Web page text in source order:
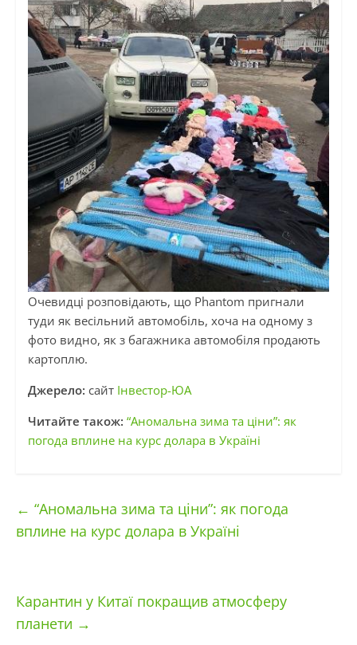
Очевидці розповідають, що Phantom пригнали
туди як весільний автомобіль, хоча на одному з
фото видно, як з багажника автомобіля продають
картоплю.
Джерело: сайтІнвестор-ЮА
Читайте також: “Аномальна зима та ціни”: як
погода вплине на курс долара в Україні
← “Аномальна зима та ціни”: як погода
вплине на курс долара в Україні
Карантин у Китаї покращив атмосферу
планети →